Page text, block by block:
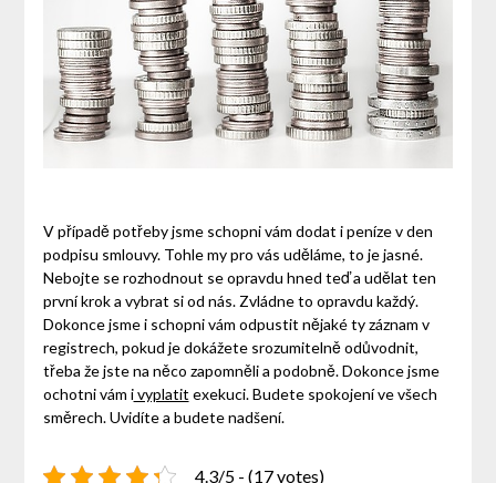
V případě potřeby jsme schopni vám dodat i peníze v den
podpisu smlouvy. Tohle my pro vás uděláme, to je jasné.
Nebojte se rozhodnout se opravdu hned teď a udělat ten
první krok a vybrat si od nás. Zvládne to opravdu každý.
Dokonce jsme i schopni vám odpustit nějaké ty záznam v
registrech, pokud je dokážete srozumitelně odůvodnit,
třeba že jste na něco zapomněli a podobně. Dokonce jsme
ochotni vám ivyplatit exekuci. Budete spokojení ve všech
směrech. Uvidíte a budete nadšení.
4.3/5 - (17 votes)